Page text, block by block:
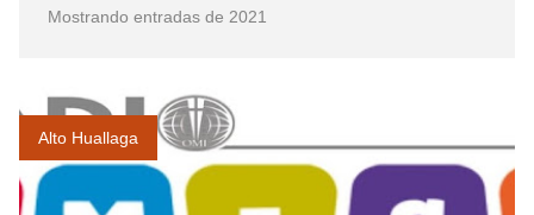
Opción por los pueblos indígenas
Boletín BOLPER - Nro. 12 - del 30 de mayo de 2023
Mostrando entradas de 2021
Alto Huallaga